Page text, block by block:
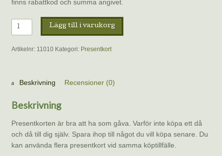
finns rabattkod och summa angivet.
Presentkort
300
kronor
post
Lägg till i varukorg
Artikelnr: 11010 Kategori: Presentkort
Beskrivning Recensioner (0)
Beskrivning
Presentkorten är bra att ha som gåva. Varför inte köpa ett då
och då till dig själv. Spara ihop till något du vill köpa senare. Du
kan använda flera presentkort vid samma köptillfälle.